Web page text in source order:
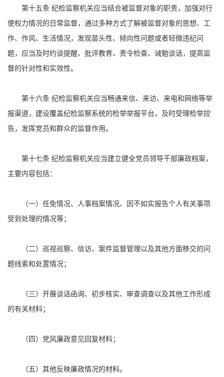
第十五条 纪检监察机关应当结合被监督对象的职责，加强对行
使权力情况的日常监督，通过多种方式了解被监督对象的思想、工
作、作风、生活情况，发现苗头性、倾向性问题或者轻微违纪问
题，应当及时约谈提醒、批评教育、责令检查、诫勉谈话，提高监
督的针对性和实效性。
第十六条 纪检监察机关应当畅通来信、来访、来电和网络等举
报渠道，建设覆盖纪检监察系统的检举举报平台，及时受理检举控
告，发挥党员和群众的监督作用。
第十七条 纪检监察机关应当建立健全党员领导干部廉政档案，
主要内容包括：
（一）任免情况、人事档案情况、因不如实报告个人有关事项
受到处理的情况等；
（二）巡视巡察、信访、案件监督管理以及其他方面移交的问
题线索和处置情况；
（三）开展谈话函询、初步核实、审查调查以及其他工作形成
的有关材料；
（四）党风廉政意见回复材料；
（五）其他反映廉政情况的材料。